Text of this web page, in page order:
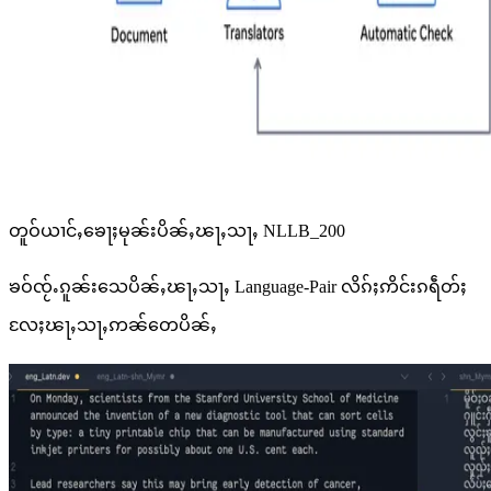
တူဝ်ယၢင်ႇၶေႃႈမုၼ်းပိၼ်ႇၽႃႇသႃႇ NLLB_200
ၶဝ်ၸႂ်ႉၵူၼ်းသေပိၼ်ႇၽႃႇသႃႇ Language-Pair လိၵ်ႈဢိင်းၵရဵတ်ႈ
လႄႈၽႃႇသႃႇဢၼ်တေပိၼ်ႇ